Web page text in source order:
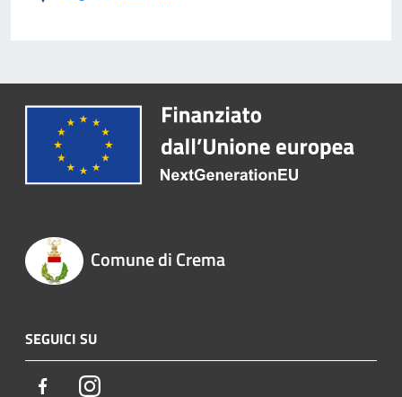
Comune di Crema
SEGUICI SU
FacebookInstagram